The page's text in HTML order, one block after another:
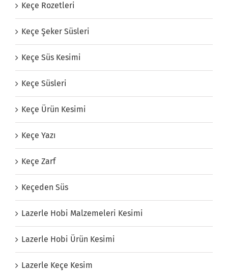
Keçe Rozetleri
Keçe Şeker Süsleri
Keçe Süs Kesimi
Keçe Süsleri
Keçe Ürün Kesimi
Keçe Yazı
Keçe Zarf
Keçeden Süs
Lazerle Hobi Malzemeleri Kesimi
Lazerle Hobi Ürün Kesimi
Lazerle Keçe Kesim